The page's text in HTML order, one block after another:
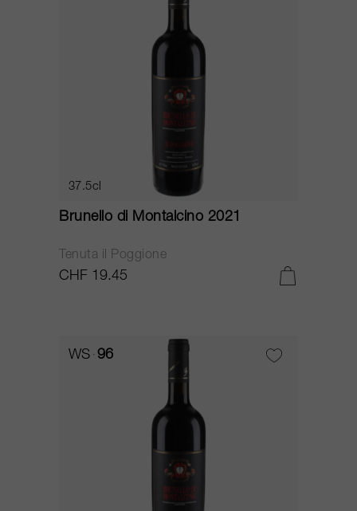
37.5cl
Brunello di Montalcino 2021
Tenuta il Poggione
CHF 19.45
WS 96